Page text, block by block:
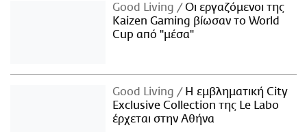
Good Living
Οι εργαζόμενοι της
Kaizen Gaming βίωσαν το World
Cup από "μέσα"
Good Living
Η εμβληματική City
Exclusive Collection της Le Labo
έρχεται στην Αθήνα